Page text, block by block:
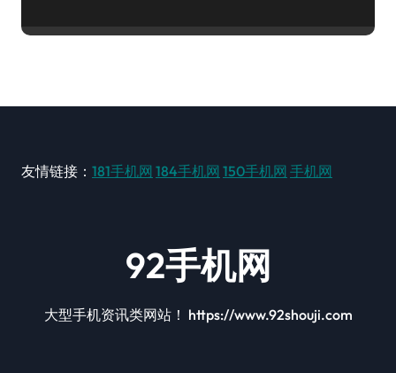
友情链接： 181手机网 184手机网 150手机网 手机网
92手机网
大型手机资讯类网站！ https://www.92shouji.com